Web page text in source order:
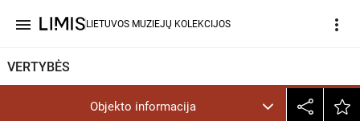
menu LIETUVOS MUZIEJŲ KOLEKCIJOS more_vert
VERTYBĖS
Objekto informacija